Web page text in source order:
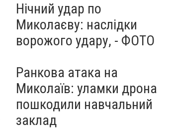
Нічний удар по
Миколаєву: наслідки
ворожого удару, - ФОТО
Ранкова атака на
Миколаїв: уламки дрона
пошкодили навчальний
заклад